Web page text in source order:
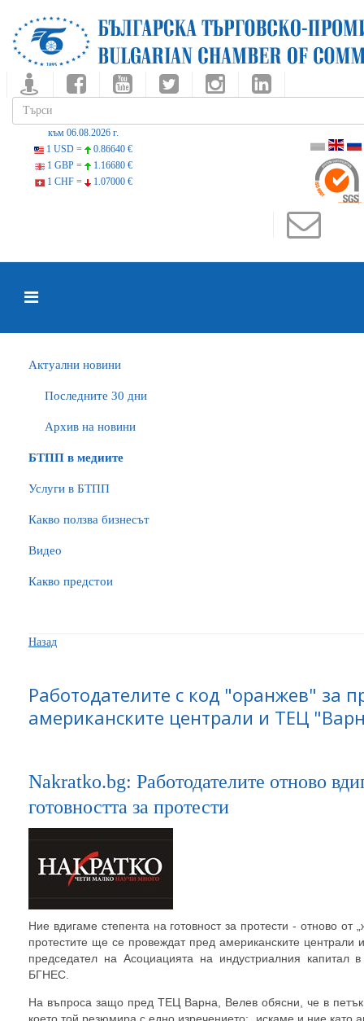
към 06.08.2026 г.
1 USD =
0.86640 €
1 GBP =
1.16680 €
1 CHF =
1.07000 €
Актуални новини
Последните 30 дни
Архив на новини
БTПП в медиите
Услуги в БТПП
Какво ползва бизнесът
Видео
Какво предстои
Назад
Работодателите с код "оранжев" за
американските централи и ТЕЦ
Nakratko.bg: Работодателите отново
готовността за протести
Ние вдигаме степента на готовност за протести - отново от
протестите ще се провеждат пред американските
председател на Асоциацията на индустриалния
БГНЕС.
На въпроса защо пред ТЕЦ Варна, Велев обясни, че в